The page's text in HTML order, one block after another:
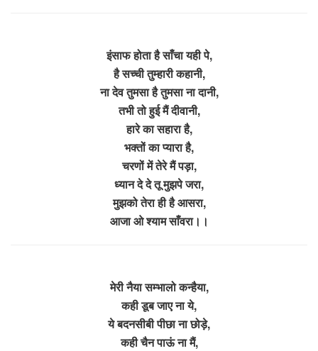
इंसाफ होता है साँचा यही पे,
है सच्ची तुम्हारी कहानी,
ना देव तुमसा है तुमसा ना दानी,
तभी तो हुई मैं दीवानी,
हारे का सहारा है,
भक्तों का प्यारा है,
चरणों में तेरे मैं पड़ा,
ध्यान दे दे तू मुझपे जरा,
मुझको तेरा ही है आसरा,
आजा ओ श्याम साँवरा।।
मेरी नैया सम्भालो कन्हैया,
कही डूब जाए ना ये,
ये बदनसीबी पीछा ना छोड़े,
कही चैन पाऊं ना मैं,